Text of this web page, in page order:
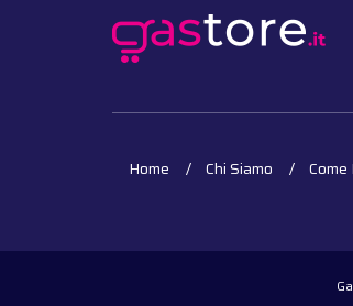
Home Chi Siamo